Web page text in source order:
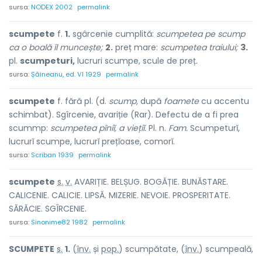
sursa:NODEX 2002 permalink
scumpete f. 1. sgârcenie cumplită: scumpetea pe scump
ca o boală îl muncește; 2. preț mare: scumpetea traiului; 3.
pl. scumpeturi, lucruri scumpe, scule de preț.
sursa:Șăineanu, ed. VI 1929 permalink
scumpete f. fără pl. (d. scump, după foametecu accentu
schimbat). Sgîrcenie, avariție (Rar). Defectu de a fi prea
scummp: scumpetea pîniĭ, a viețiĭ. Pl. n. Fam. Scumpeturĭ,
lucrurĭ scumpe, lucrurĭ prețĭoase, comorĭ.
sursa: Scriban 1939 permalink
scumpete s. v. AVARIȚIE. BELȘUG. BOGĂȚIE. BUNĂSTARE.
CALICENIE. CALICIE. LIPSĂ. MIZERIE. NEVOIE. PROSPERITATE.
SĂRĂCIE. SGÎRCENIE.
sursa: Sinonime82 1982 permalink
SCUMPETE s. 1. (înv. și pop.) scumpătate, (înv.) scumpeală,